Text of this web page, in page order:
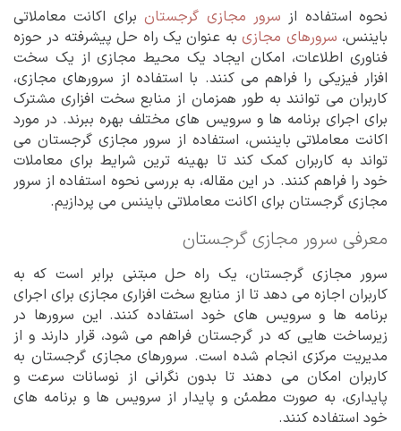
نحوه استفاده از سرور مجازی گرجستانبرای اکانت معاملاتی
بایننس، سرورهای مجازیبه عنوان یک راه حل پیشرفته در حوزه
فناوری اطلاعات، امکان ایجاد یک محیط مجازی از یک سخت
افزار فیزیکی را فراهم می کنند. با استفاده از سرورهای مجازی،
کاربران می توانند به طور همزمان از منابع سخت افزاری مشترک
برای اجرای برنامه ها و سرویس های مختلف بهره ببرند. در مورد
اکانت معاملاتی بایننس، استفاده از سرور مجازی گرجستان می
تواند به کاربران کمک کند تا بهینه ترین شرایط برای معاملات
خود را فراهم کنند. در این مقاله، به بررسی نحوه استفاده از سرور
مجازی گرجستان برای اکانت معاملاتی بایننس می پردازیم.
معرفی سرور مجازی گرجستان
سرور مجازی گرجستان، یک راه حل مبتنی برابر است که به
کاربران اجازه می دهد تا از منابع سخت افزاری مجازی برای اجرای
برنامه ها و سرویس های خود استفاده کنند. این سرورها در
زیرساخت هایی که در گرجستان فراهم می شود، قرار دارند و از
مدیریت مرکزی انجام شده است. سرورهای مجازی گرجستان به
کاربران امکان می دهند تا بدون نگرانی از نوسانات سرعت و
پایداری، به صورت مطمئن و پایدار از سرویس ها و برنامه های
خود استفاده کنند.